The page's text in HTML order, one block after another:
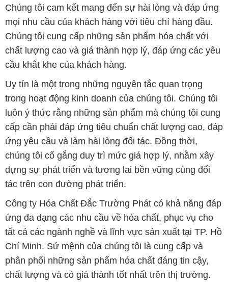
Chúng tôi cam kết mang đến sự hài lòng và đáp ứng
mọi nhu cầu của khách hàng với tiêu chí hàng đầu.
Chúng tôi cung cấp những sản phẩm hóa chất với
chất lượng cao và giá thành hợp lý, đáp ứng các yêu
cầu khắt khe của khách hàng.
Uy tín là một trong những nguyên tắc quan trọng
trong hoạt động kinh doanh của chúng tôi. Chúng tôi
luôn ý thức rằng những sản phẩm mà chúng tôi cung
cấp cần phải đáp ứng tiêu chuẩn chất lượng cao, đáp
ứng yêu cầu và làm hài lòng đối tác. Đồng thời,
chúng tôi cố gắng duy trì mức giá hợp lý, nhằm xây
dựng sự phát triển và tương lai bền vững cùng đối
tác trên con đường phát triển.
Công ty Hóa Chất Đắc Trường Phát có khả năng đáp
ứng đa dạng các nhu cầu về hóa chất, phục vụ cho
tất cả các ngành nghề và lĩnh vực sản xuất tại TP. Hồ
Chí Minh. Sứ mệnh của chúng tôi là cung cấp và
phân phối những sản phẩm hóa chất đáng tin cậy,
chất lượng và có giá thành tốt nhất trên thị trường.